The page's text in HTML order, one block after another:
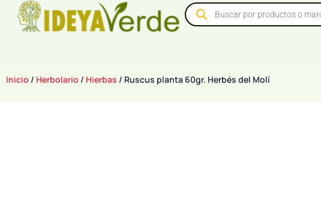
Inicio / Herbolario / Hierbas / Ruscus planta 60gr. Herbés del Molí